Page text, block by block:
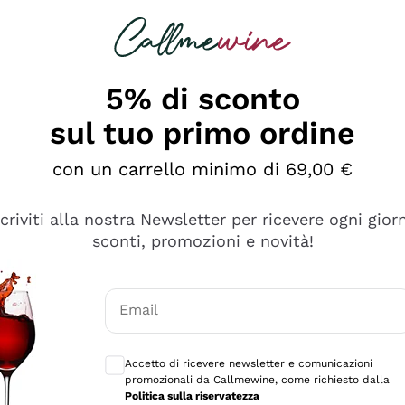
è male ma secondo me ci sono alternative che
5% di sconto
sul tuo primo ordine
con un carrello minimo di 69,00 €
alla nostra Newsletter per ricevere ogni
sconti, promozioni e novità!
Email
Accetto di ricevere newsletter e comunicazioni
promozionali da Callmewine, come richiesto dalla
Politica sulla riservatezza